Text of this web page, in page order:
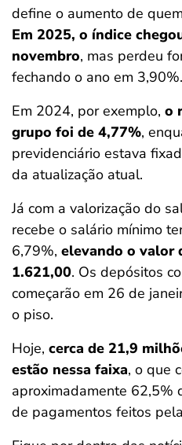
define o aumento de
Em 2025, o índice
novembro, mas perdeu
fechando o ano em 3,90%.
Em 2024, por exemplo, o
grupo foi de 4,77%,
previdenciário estava
da atualização atual.
Já com a valorização do
recebe o salário mínimo
6,79%, elevando o valor
1.621,00. Os depósitos
começarão em 26 de
o piso.
Hoje, cerca de 21,9
estão nessa faixa, o que
aproximadamente 62,5%
de pagamentos feitos pela